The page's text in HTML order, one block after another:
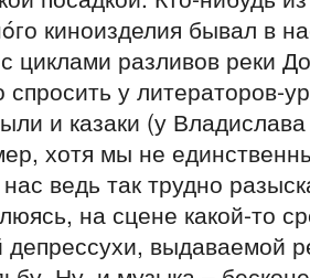
киноизделия бывал в
циклами разливов реки
у литераторов-
и казаки (у
хотя мы не
ведь так трудно
на сцене какой-то
депрессухи, выдаваемой